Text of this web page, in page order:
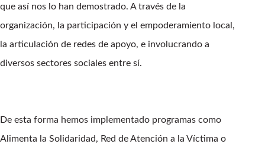
que así nos lo han demostrado. A través de la
organización, la participación y el empoderamiento local,
la articulación de redes de apoyo, e involucrando a
diversos sectores sociales entre sí.
De esta forma hemos implementado programas como
Alimenta la Solidaridad, Red de Atención a la Víctima o